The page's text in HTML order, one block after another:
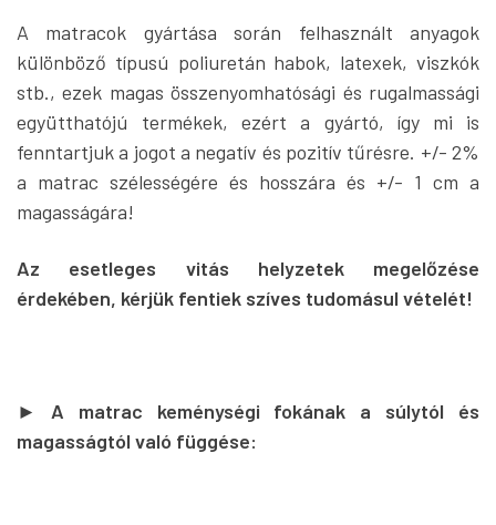
A matracok gyártása során felhasznált anyagok
különböző típusú poliuretán habok, latexek, viszkók
stb., ezek magas összenyomhatósági és rugalmassági
együtthatójú termékek, ezért a gyártó, így mi is
fenntartjuk a jogot a negatív és pozitív tűrésre. +/- 2%
a matrac szélességére és hosszára és +/- 1 cm a
magasságára!
Az esetleges vitás helyzetek megelőzése
érdekében, kérjük fentiek szíves tudomásul vételét!
► A matrac keménységi fokának a súlytól és
magasságtól való függése: